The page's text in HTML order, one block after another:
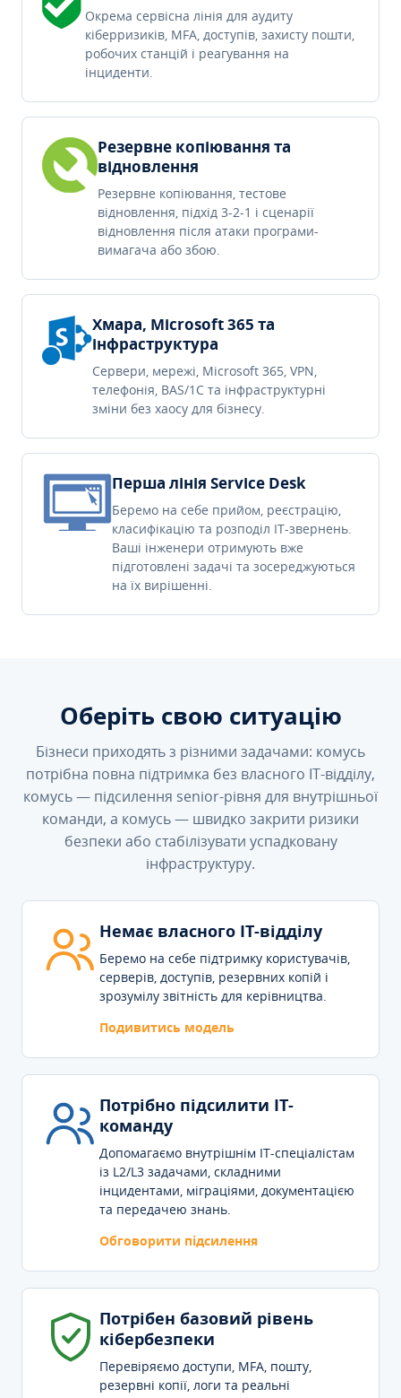
Окрема сервісна лінія для аудиту
кіберризиків, MFA, доступів, захисту пошти,
робочих станцій і реагування на
інциденти.
Резервне копіювання та
відновлення
Резервне копіювання, тестове
відновлення, підхід 3-2-1 і сценарії
відновлення після атаки програми-
вимагача або збою.
Хмара, Microsoft 365 та
інфраструктура
Сервери, мережі, Microsoft 365, VPN,
телефонія, BAS/1C та інфраструктурні
зміни без хаосу для бізнесу.
Перша лінія Service Desk
Беремо на себе прийом, реєстрацію,
класифікацію та розподіл IT-звернень.
Ваші інженери отримують вже
підготовлені задачі та зосереджуються
на їх вирішенні.
Оберіть свою ситуацію
Бізнеси приходять з різними задачами: комусь
потрібна повна підтримка без власного IT-відділу,
комусь — підсилення senior-рівня для внутрішньої
команди, а комусь — швидко закрити ризики
безпеки або стабілізувати успадковану
інфраструктуру.
Немає власного IT-відділу
Беремо на себе підтримку користувачів,
серверів, доступів, резервних копій і
зрозумілу звітність для керівництва.
Подивитись модель
Потрібно підсилити IT-
команду
Допомагаємо внутрішнім IT-спеціалістам
із L2/L3 задачами, складними
інцидентами, міграціями, документацією
та передачею знань.
Обговорити підсилення
Потрібен базовий рівень
кібербезпеки
Перевіряємо доступи, MFA, пошту,
резервні копії, логи та реальні